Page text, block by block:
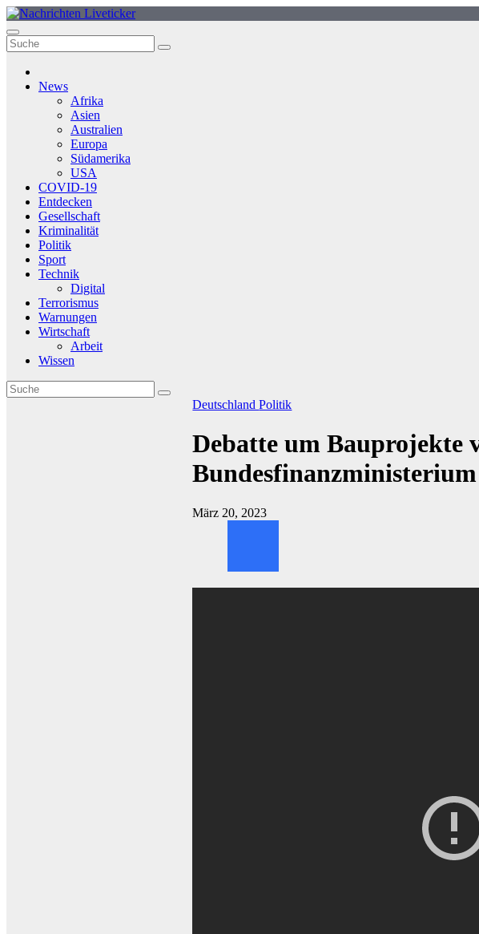
Zum
Inhalt
springen
News
Afrika
Asien
Australien
Europa
Südamerika
USA
COVID-19
Entdecken
Gesellschaft
Kriminalität
Politik
Sport
Technik
Digital
Terrorismus
Warnungen
Wirtschaft
Arbeit
Wissen
DeutschlandPolitik
Debatte um Bauprojekte
Bundesfinanzministerium
März 20, 2023